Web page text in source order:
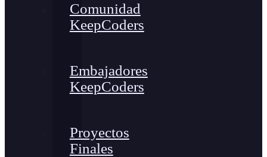
Comunidad
KeepCoders
Embajadores
KeepCoders
Proyectos
Finales